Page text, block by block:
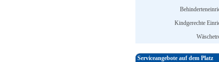
Kindgerechte
Serviceangebote auf dem Platz